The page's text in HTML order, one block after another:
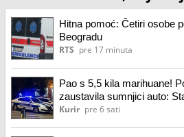
Hitna pomoć: Četiri osobe
Beogradu
RTS pre 17 minuta
Pao s 5,5 kila marihuane!
zaustavila sumnjici auto:
prevozio drogu, odmah mu
Kurir pre 6 sati